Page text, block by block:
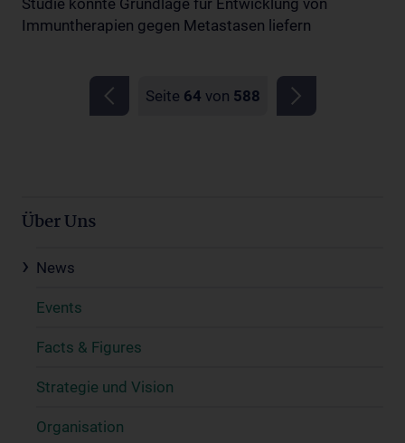
Studie könnte Grundlage für Entwicklung von
Immuntherapien gegen Metastasen liefern
Seite 64 von 588
Über Uns
News
Events
Facts & Figures
Strategie und Vision
Organisation